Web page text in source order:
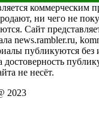
коммерческим
ни чего не
Сайт
news.rambler.ru,
публикуются без
достоверность
не несёт.
2023